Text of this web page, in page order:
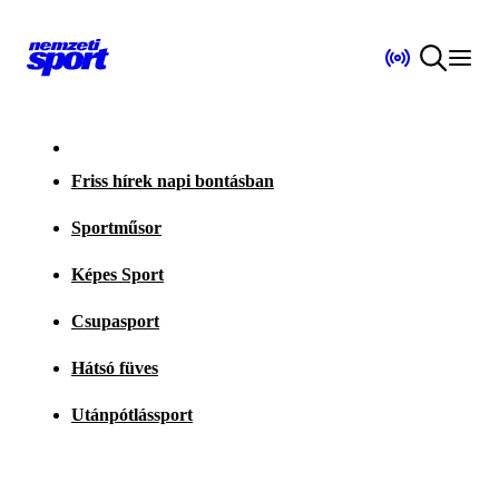
Friss hírek napi bontásban
Sportműsor
Képes Sport
Csupasport
Hátsó füves
Utánpótlássport